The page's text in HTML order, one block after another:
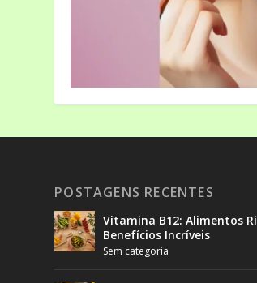
POSTAGENS RECENTES
Vitamina B12: Alimentos
Benefícios Incríveis
Sem categoria